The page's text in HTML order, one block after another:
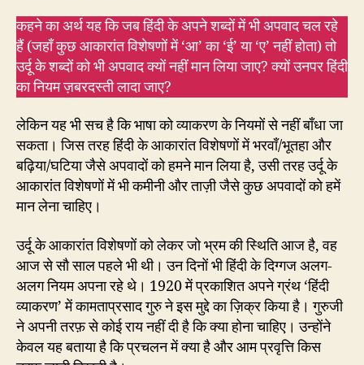
कहने का अर्थ यह कि जब हिंदी के अपने शब्दों में भी अपवाद चल रहे
हैं (जहाँ कुछ आकारांत विशेषणों में ‘आ’ का ‘ई’ या ‘ए’ नहीं होता) तो
उर्दू के शब्दों को भी अपवाद क्यों नहीं मान लिया जाए? क्यों उनपर हिंदी
का नियम ज़बरदस्ती लादा जाए?
लेकिन यह भी सच है कि भाषा को व्याकरण के नियमों से नहीं बाँधा जा
सकता। जिस तरह हिंदी के आकारांत विशेषणों में भरवाँ/भूतहा और
बढ़िया/घटिया जैसे अपवादों को हमने मान लिया है, उसी तरह उर्दू के
आकारांत विशेषणों में भी कमीनी और ताज़ी जैसे कुछ अपवादों को हमें
मान लेना चाहिए।
उर्दू के आकारांत विशेषणों को लेकर जो भ्रम की स्थिति आज है, वह
आज से सौ साल पहले भी थी। उन दिनों भी हिंदी के दिग्गज अलग-
अलग नियम अपना रहे थे। 1920 में प्रकाशित अपने ग्रंथ ‘हिंदी
व्याकरण’ में कामताप्रसाद गुरु ने इस मुद्दे का ज़िक्र किया है। गुरुजी
ने अपनी तरफ़ से कोई राय नहीं दी है कि क्या होना चाहिए। उन्होंने
केवल यह बताया है कि प्रचलन में क्या है और आम प्रवृत्ति किस